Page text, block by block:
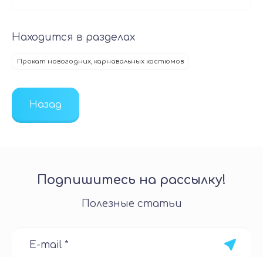
Находится в разделах
Прокат новогодних, карнавальных костюмов
Назад
Подпишитесь на рассылку!
Полезные статьи